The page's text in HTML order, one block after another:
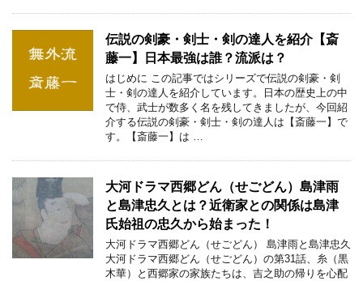
伝説の剣豪・剣士・剣の達人を紹介【斎
藤一】日本最強は誰？流派は？
はじめに この記事ではシリーズで伝説の剣豪・剣
士・剣の達人を紹介しています。日本の歴史上の中
で侍、武士が数多く名を残してきましたが、今回紹
介する伝説の剣豪・剣士・剣の達人は【斎藤一】で
す。【斎藤一】は …
大河ドラマ西郷どん（せごどん）島津雨
と島津忠久とは？近衛家との関係は島津
氏始祖の忠久から始まった！
大河ドラマ西郷どん（せごどん） 島津雨と島津忠久
大河ドラマ西郷どん（せごどん）の第31話、糸（黒
木華）と西郷家の家族たちは、吉之助の帰りを心配